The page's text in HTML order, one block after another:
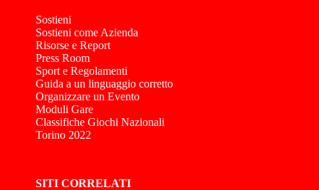
Sostieni
Sostieni come Azienda
Risorse e Report
Press Room
Sport e Regolamenti
Guida a un linguaggio corretto
Organizzare un Evento
Moduli Gare
Classifiche Giochi Nazionali
Torino 2022
SITI CORRELATI